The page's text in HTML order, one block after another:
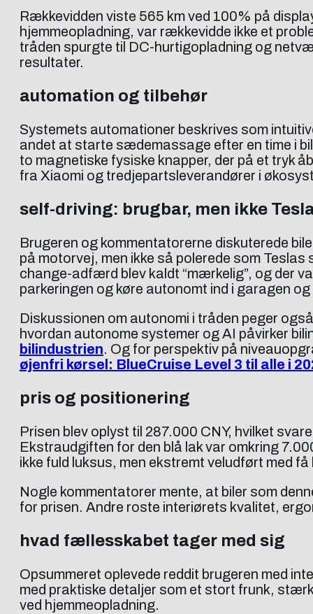
Rækkevidden viste 565 km ved 100% på
hjemmeopladning, var rækkevidde ikke et
tråden spurgte til DC-hurtigopladning og
resultater.
automation og tilbehør
Systemets automationer beskrives som
andet at starte sædemassage efter en time i
to magnetiske fysiske knapper, der på et tryk
fra Xiaomi og tredjepartsleverandører i
self-driving: brugbar, men ikke
Brugeren og kommentatorerne diskuterede
på motorvej, men ikke så polerede som
change-adfærd blev kaldt “mærkelig”, og der
parkeringen og køre autonomt ind i garagen
Diskussionen om autonomi i tråden peger
hvordan autonome systemer og AI påvirker
bilindustrien. Og for perspektiv på
øjenfri kørsel: BlueCruise Level 3 til alle i
pris og positionering
Prisen blev oplyst til 287.000 CNY, hvilket
Ekstraudgiften for den blå lak var omkring
ikke fuld luksus, men ekstremt veludført med få
Nogle kommentatorer mente, at biler som
for prisen. Andre roste interiørets kvalitet,
hvad fællesskabet tager med sig
Opsummeret oplevede reddit brugeren med
med praktiske detaljer som et stort frunk,
ved hjemmeopladning.